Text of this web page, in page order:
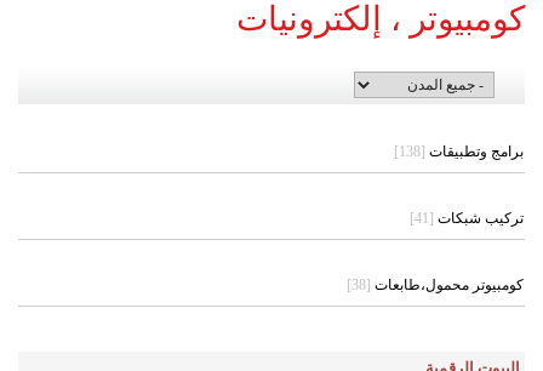
كومبيوتر ، إلكترونيات
برامج وتطبيقات [138]
تركيب شبكات [41]
كومبيوتر محمول،طابعات [38]